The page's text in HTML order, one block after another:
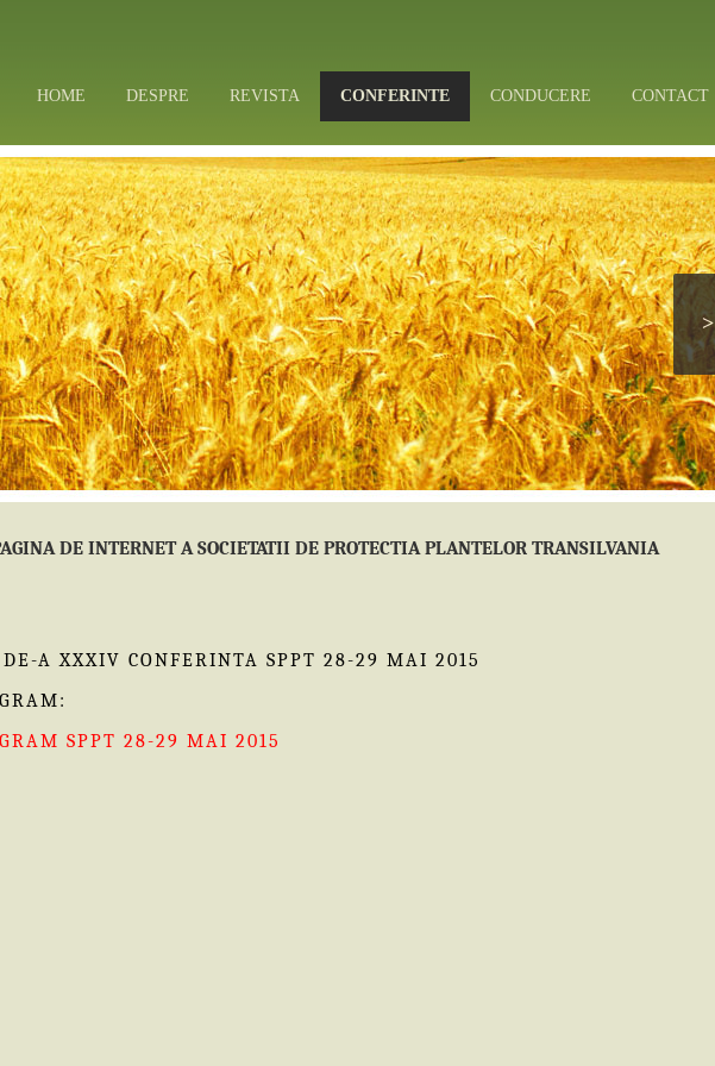
HOME DESPRE REVISTA CONFERINTE CONDUCERE CONTACT
>
DE INTERNET A SOCIETATII DE PROTECTIA PLANTELOR TRANSILVANIA
DE-A XXXIV CONFERINTA SPPT 28-29 MAI 2015
SPPT 28-29 MAI 2015